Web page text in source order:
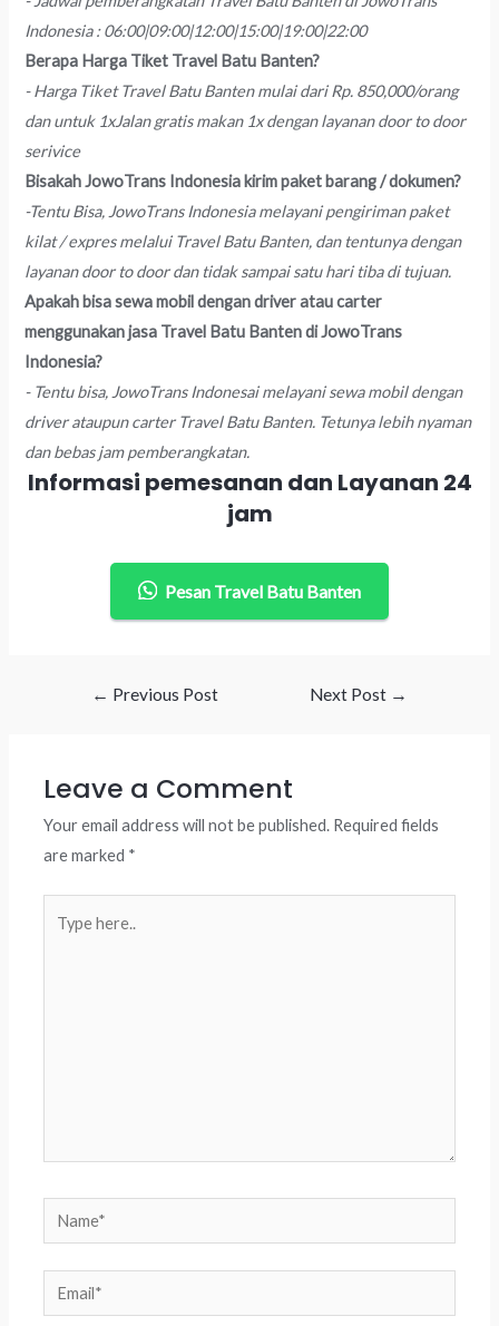
Indonesia : 06:00|09:00|12:00|15:00|19:00|22:00
Berapa Harga Tiket Travel Batu Banten?
- Harga Tiket Travel Batu Banten mulai dari Rp. 850,000/orang
dan untuk 1xJalan gratis makan 1x dengan layanan door to door
serivice
Bisakah JowoTrans Indonesia kirim paket barang / dokumen?
-Tentu Bisa, JowoTrans Indonesia melayani pengiriman paket
kilat / expres melalui Travel Batu Banten, dan tentunya dengan
layanan door to door dan tidak sampai satu hari tiba di tujuan.
Apakah bisa sewa mobil dengan driver atau carter
menggunakan jasa Travel Batu Banten di JowoTrans
Indonesia?
- Tentu bisa, JowoTrans Indonesai melayani sewa mobil dengan
driver ataupun carter Travel Batu Banten. Tetunya lebih nyaman
dan bebas jam pemberangkatan.
Informasi pemesanan dan Layanan 24
jam
Pesan Travel Batu Banten
Post← Previous Post Next Post →
Leave a Comment
Your email address will not be published. Required fields
are marked *
here..
Name*
Email*